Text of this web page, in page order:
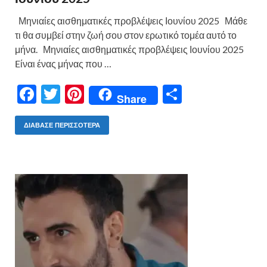
Μηνιαίες αισθηματικές προβλέψεις Ιουνίου 2025 Μάθε
τι θα συμβεί στην ζωή σου στον ερωτικό τομέα αυτό το
μήνα. Μηνιαίες αισθηματικές προβλέψεις Ιουνίου 2025
Eίναι ένας μήνας που …
F
ac
e
o
o
k
T
w
itt
Pi
nt
er
t
Share
σ
τε
ίτ
ε
ΔΙΆΒΑΣΕ ΠΕΡΙΣΣΌΤΕΡΑ